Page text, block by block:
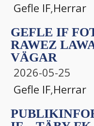
Gefle IF,Herrar
GEFLE IF
RAWEZ
VÄGAR
2026-05-25
Gefle IF,Herrar